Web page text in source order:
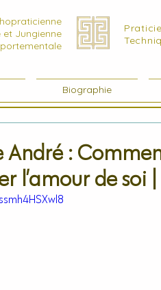
et Jungienne
Biographie
André :
l’amour de soi